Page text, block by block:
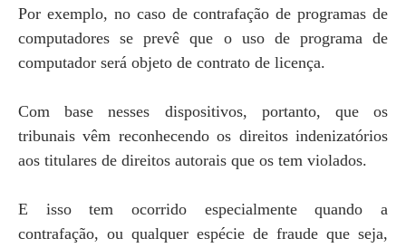
Por exemplo, no caso de contrafação de programas de
computadores se prevê que o uso de programa de
computador será objeto de contrato de licença.
Com base nesses dispositivos, portanto, que os
tribunais vêm reconhecendo os direitos indenizatórios
aos titulares de direitos autorais que os tem violados.
E isso tem ocorrido especialmente quando a
contrafação, ou qualquer espécie de fraude que seja,